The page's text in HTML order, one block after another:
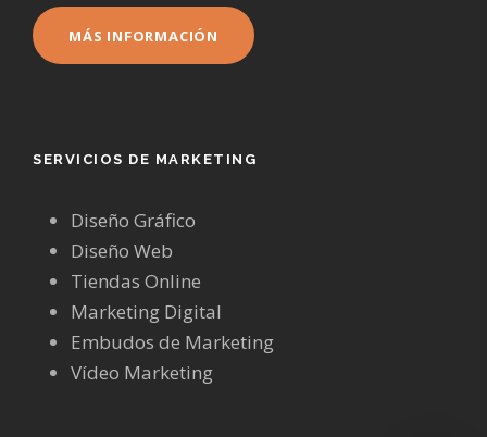
MÁS INFORMACIÓN
SERVICIOS DE MARKETING
Diseño Gráfico
Diseño Web
Tiendas Online
Marketing Digital
Embudos de Marketing
Vídeo Marketing